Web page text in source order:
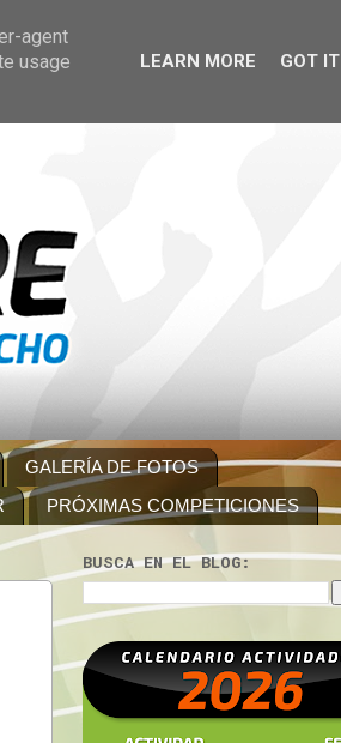
GALERÍA DE FOTOS
PRÓXIMAS COMPETICIONES
BUSCA EN EL BLOG:
agent
usage
LEARN MORE GOT IT